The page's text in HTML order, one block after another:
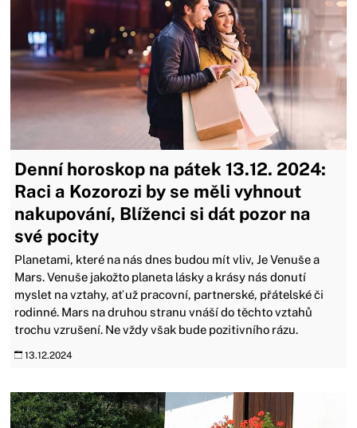
Denní horoskop na pátek 13.12. 2024:
Raci a Kozorozi by se měli vyhnout
nakupování, Blíženci si dát pozor na
své pocity
Planetami, které na nás dnes budou mít vliv, Je Venuše a
Mars. Venuše jakožto planeta lásky a krásy nás donutí
myslet na vztahy, ať už pracovní, partnerské, přátelské či
rodinné. Mars na druhou stranu vnáší do těchto vztahů
trochu vzrušení. Ne vždy však bude pozitivního rázu.
13.12.2024